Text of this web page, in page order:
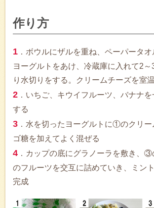
作り方
1 ．ボウルにザルを重ね、ペーパータ
ヨーグルトをあけ、冷蔵庫に入れて2
り水切りをする。クリームチーズを室
2 ．いちご、キウイフルーツ、バナナ
する
3 ．水を切ったヨーグルトに①のクリー
ゴ糖を加えてよく混ぜる
4 ．カップの底にグラノーラを敷き、
のフルーツを交互に詰めていき、ミン
完成